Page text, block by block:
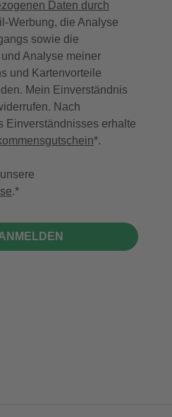
Daten durch
Werbung, die Analyse
sowie die
Analyse meiner
und Kartenvorteile
Mein Einverständnis
Nach
Einverständnisses erhalte
*.
.